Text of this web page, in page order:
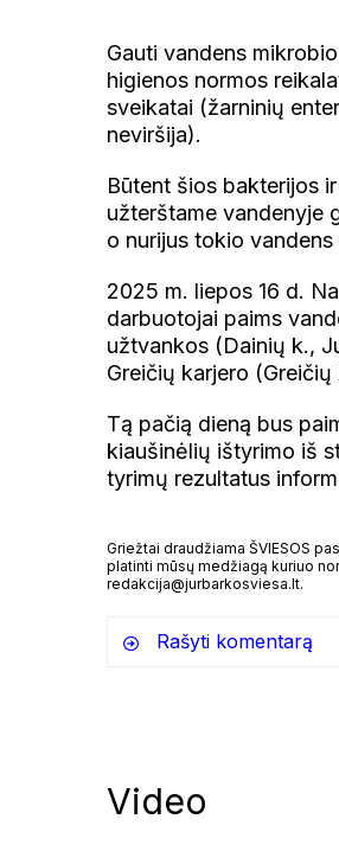
Gauti vandens
higienos normos
sveikatai (žarninių
neviršija).
Būtent šios bakterijos
užterštame vandenyje
o nurijus tokio
2025 m. liepos 16 d.
darbuotojai paims
užtvankos (Dainių k.,
Greičių karjero
Tą pačią dieną bus
kiaušinėlių ištyrimo iš
tyrimų rezultatus
Griežtai draudžiama ŠVIESOS
platinti mūsų medžiagą kuriuo
redakcija@jurbarkosviesa.lt.
Rašyti komentarą
Video